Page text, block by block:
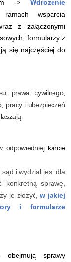
-> Wdrożenie
wsparcia
z załączonymi
formularzy z
się najczęściej do
prawa cywilnego,
pracy i ubezpieczeń
odpowiedniej karcie
sąd i wydział jest dla
konkretną sprawę,
je złożyć,w jakiej
i formularze
obejmują sprawy